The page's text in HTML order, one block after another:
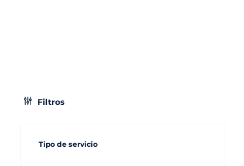
Filtros
Tipo de servicio